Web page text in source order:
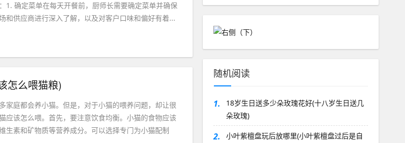
1. 确定菜单在每天开餐前，厨师长需要确定菜单并确保
和供应商进行深入了解，以及对客户口味和偏好有着...
怎么喂猫粮)
家庭都会养小猫。但是，对于小猫的喂养问题，却让很
应该怎么喂。首先，要注意饮食均衡。小猫的食物应该
生素和矿物质等营养成分。可以选择专门为小猫配制
随机阅读
1.
18岁生日送多少朵玫瑰花好(十八岁生日送几
朵玫瑰)
2.
小叶紫檀盘玩后放哪里(小叶紫檀盘过后是自